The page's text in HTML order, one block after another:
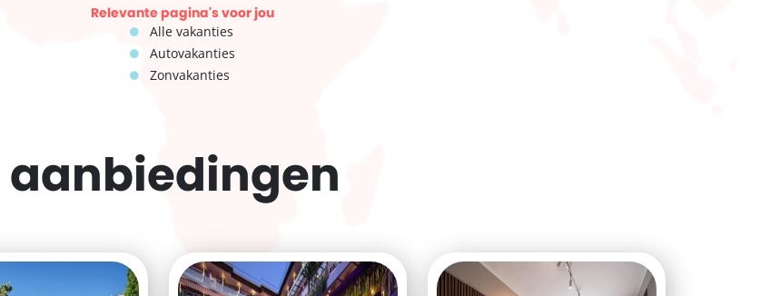
Relevante pagina's voor jou
Alle vakanties
Autovakanties
Zonvakanties
aanbiedingen